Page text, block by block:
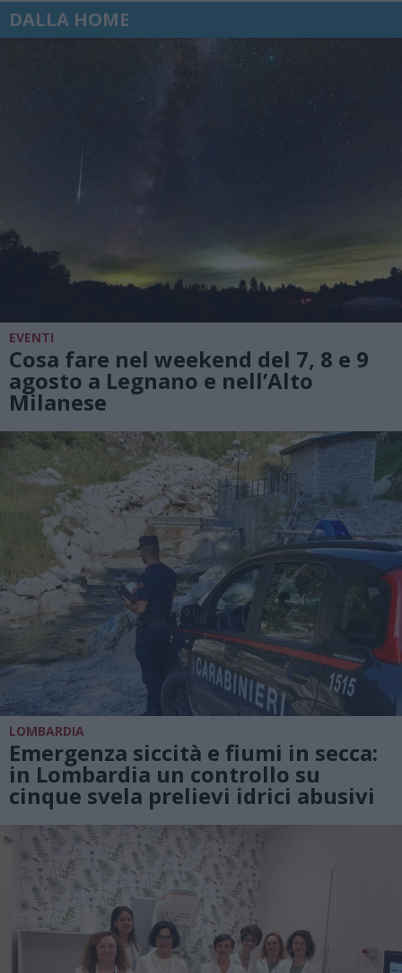
DALLA HOME
EVENTI
Cosa fare nel weekend del 7, 8 e 9
agosto a Legnano e nell’Alto
Milanese
LOMBARDIA
Emergenza siccità e fiumi in secca:
in Lombardia un controllo su
cinque svela prelievi idrici abusivi